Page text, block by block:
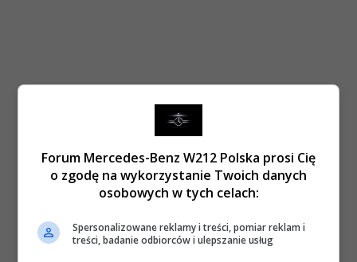
Forum Mercedes-Benz W212 Polska prosi Cię
o zgodę na wykorzystanie Twoich danych
osobowych w tych celach:
Spersonalizowane reklamy i treści, pomiar reklam i
treści, badanie odbiorców i ulepszanie usług